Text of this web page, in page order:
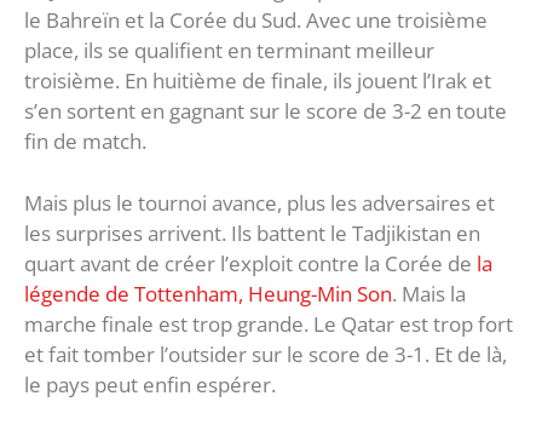
le Bahreïn et la Corée du Sud. Avec une troisième
place, ils se qualifient en terminant meilleur
troisième. En huitième de finale, ils jouent l’Irak et
s’en sortent en gagnant sur le score de 3-2 en toute
fin de match.
Mais plus le tournoi avance, plus les adversaires et
les surprises arrivent. Ils battent le Tadjikistan en
quart avant de créer l’exploit contre la Corée de la
légende de Tottenham, Heung-Min Son. Mais la
marche finale est trop grande. Le Qatar est trop fort
et fait tomber l’outsider sur le score de 3-1. Et de là,
le pays peut enfin espérer.